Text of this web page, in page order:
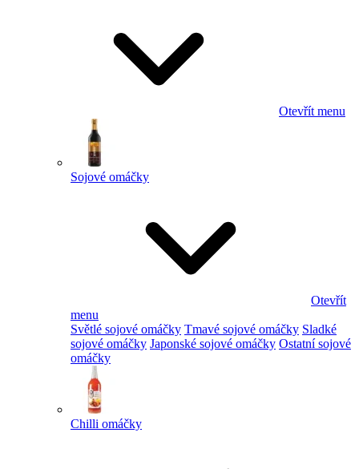
Otevřít menu
Sojové omáčky
Otevřít
menu
Světlé sojové omáčky Tmavé sojové omáčky Sladké
sojové omáčky Japonské sojové omáčky Ostatní sojové
omáčky
Chilli omáčky